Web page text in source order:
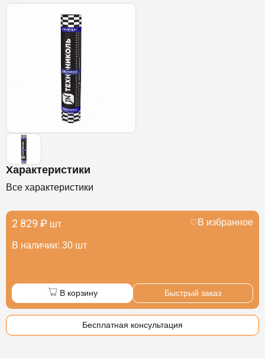
Характеристики
Все характеристики
2 829 ₽ шт
В наличии: 30 шт
В избранное
В корзину Быстрый заказ
Бесплатная консультация